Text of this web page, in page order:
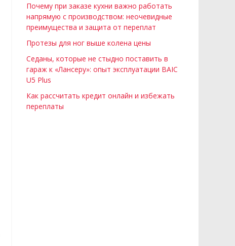
Почему при заказе кухни важно работать
напрямую с производством: неочевидные
преимущества и защита от переплат
Протезы для ног выше колена цены
Седаны, которые не стыдно поставить в
гараж к «Лансеру»: опыт эксплуатации BAIC
U5 Plus
Как рассчитать кредит онлайн и избежать
переплаты